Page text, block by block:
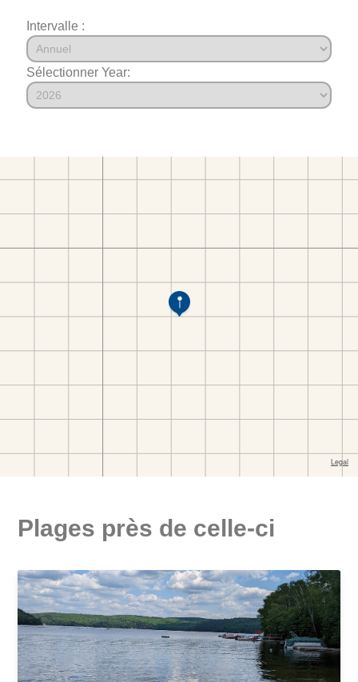
Intervalle :
Sélectionner Year:
Plages près de celle-ci